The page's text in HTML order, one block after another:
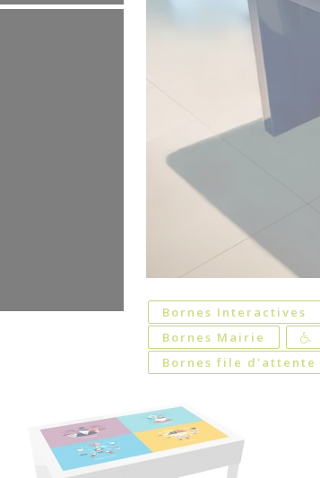
Bornes Interactives
Bornes Mairie
Bornes file d'attente